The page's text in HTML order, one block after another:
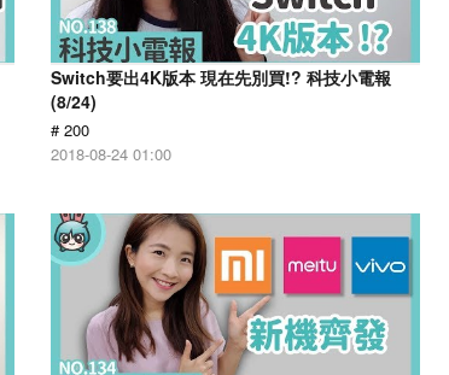
Switch要出4K版本 現在先別買!? 科技小電報
(8/24)
# 200
2018-08-24 01:00